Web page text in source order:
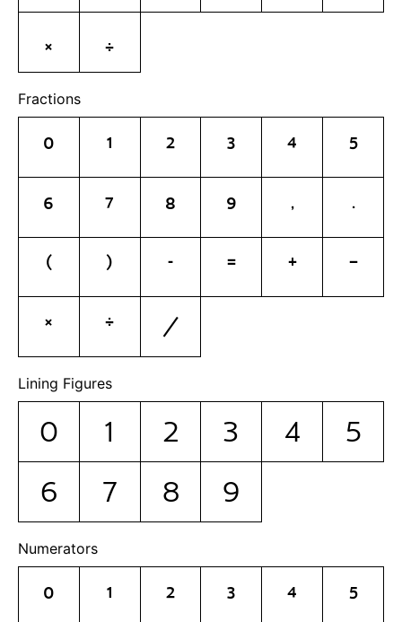
×
÷
Fractions
0 1 2 3 4
5
6
7 8 9 ,
.
(
) - = +
−
×
÷ /
Lining Figures
0 1 2 3 4
5
6
7 8 9
Numerators
0 1 2 3 4 5